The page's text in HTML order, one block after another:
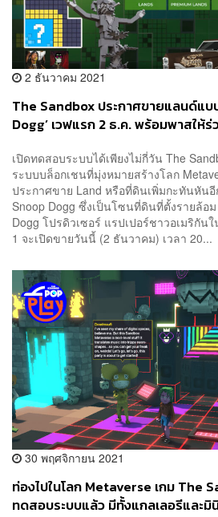
2 ธันวาคม 2021
The Sandbox ประกาศขายแลนด์แบ
Dogg’ เวฟแรก 2 ธ.ค. พร้อมพาสใ
เปิดทดสอบระบบได้เพียงไม่กี่วัน The
ระบบบล็อกเชนที่มุ่งหมายสร้างโลก
ประกาศขาย Land หรือที่ดินเพิ่มกะทันหัน
Snoop Dogg ซึ่งเป็นโซนที่ดินที่ตั้งรายล้อ
Dogg โปรดิวเซอร์ แรปเปอร์ชาวอเมริกัน
1 จะเปิดขายวันนี้ (2 ธันวาคม) เวลา 20...
30 พฤศจิกายน 2021
ท่องไปในโลก Metaverse เกม The
ทดสอบระบบแล้ว มีทั้งแกลเลอรีและ